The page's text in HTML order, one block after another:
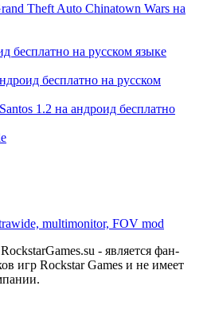
Theft Auto Chinatown Wars на
бесплатно на русском языке
бесплатно на русском
1.2 на андроид бесплатно
multimonitor, FOV mod
- является фан-
игр Rockstar Games и не имеет